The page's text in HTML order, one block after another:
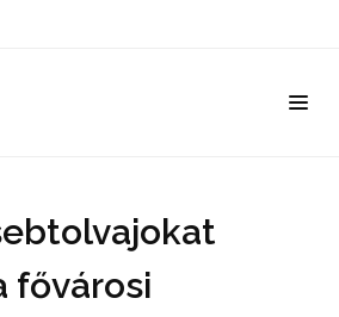
fővárosi